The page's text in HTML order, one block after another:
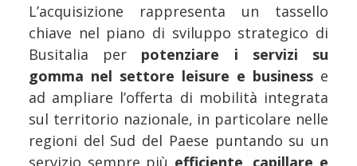
L’acquisizione rappresenta un tassello
chiave nel piano di sviluppo strategico di
Busitalia per potenziare i servizi su
gomma nel settore leisure e business e
ad ampliare l’offerta di mobilità integrata
sul territorio nazionale, in particolare nelle
regioni del Sud del Paese puntando su un
servizio sempre più efficiente, capillare e